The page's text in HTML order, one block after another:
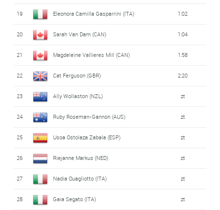
19 Eleonora Camilla Gasparrini (ITA) 1:02
20 Sarah Van Dam (CAN) 1:04
21 Magdeleine Vallieres Mill (CAN) 1:58
22 Cat Ferguson (GBR) 2:20
23 Ally Wollaston (NZL) zt
24 Ruby Roseman-Gannon (AUS) zt
25 Usoa Ostolaza Zabala (ESP) zt
26 Riejanne Markus (NED) zt
27 Nadia Quagliotto (ITA) zt
28 Gaia Segato (ITA) zt